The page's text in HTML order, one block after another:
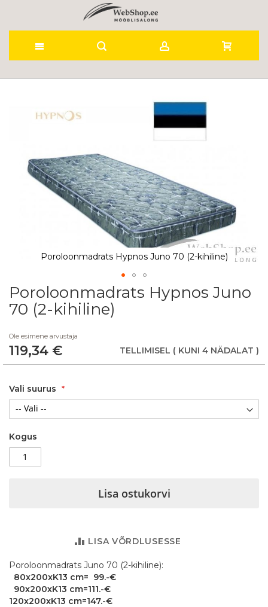
Content
images
gallery
Poroloonmadrats Hypnos Juno 70 (2-kihiline)
Skip
to
the
of
the
images
Poroloonmadrats Hypnos Juno
70 (2-kihiline)
Ole esimene arvustaja
119,34 € TELLIMISEL ( KUNI 4 NÄDALAT )
Vali suurus
Kogus
Lisa ostukorvi
LISA VÕRDLUSESSE
Poroloonmadrats Juno 70 (2-kihiline):
80x200xK13 cm= 99.-€
90x200xK13 cm=111.-€
120x200xK13 cm=147.-€